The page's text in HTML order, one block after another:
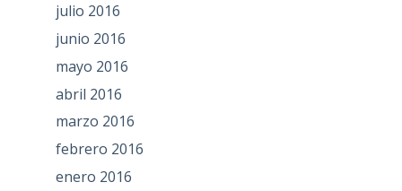
julio 2016
junio 2016
mayo 2016
abril 2016
marzo 2016
febrero 2016
enero 2016